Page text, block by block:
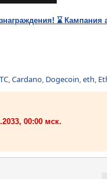
⌛️ Кампания
,Cardano, Dogecoin,eth,
00:00 мск.